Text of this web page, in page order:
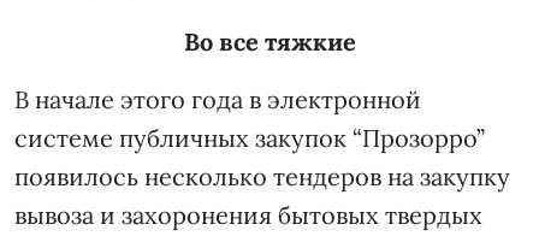
Во все тяжкие
В начале этого года в электронной
системе публичных закупок “Прозорро”
появилось несколько тендеров на закупку
вывоза и захоронения бытовых твердых